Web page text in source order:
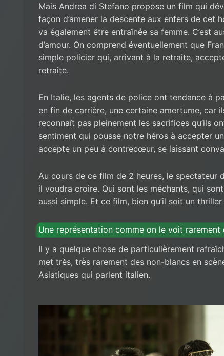
Mais Andrea di Stefano propose un film qui
façon d’amener la descente aux enfers de cet
va également être entraînée sa femme. C’est
d’amour. On comprend éventuellement que
simple policier qui, arrivant à la retraite,
retraite.
En Italie, les agents de police ont tendance à
en fin de carrière, une certaine amertume, car
reconnaît pas pleinement les sacrifices qu’ils
sentiment qui pousse notre héros à accepter
accepte un peu à contrecœur, se laissant
Au cours de ce film de 2 heures, le spectateur
il voudra croire. Qui sont les méchants, qui
aussi simple. Et ce film, bien qu’il soit un
Une représentation comme on le voit rarement
Il y a quelque chose de particulièrement
met très, très rarement des non-blancs en
Asiatiques qui parlent italien.